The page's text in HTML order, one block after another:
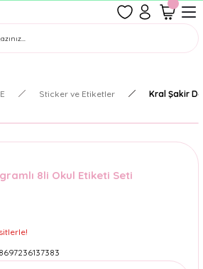
Aynı Gün Kargoda!
Sticker ve Etiketler Kral Şakir
8li Okul Etiketi Seti
8697236137383